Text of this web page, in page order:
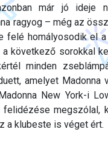
már jó ideje
ragyog – még az
felé homályosodik el
következő sorokkal
minden
amelyet
New York-i
megszólal,
a klubeste is véget ért.